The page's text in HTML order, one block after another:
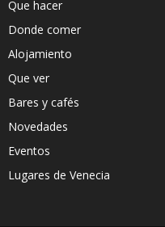
Que hacer
Donde comer
Alojamiento
Que ver
Bares y cafés
Novedades
Eventos
Lugares de Venecia